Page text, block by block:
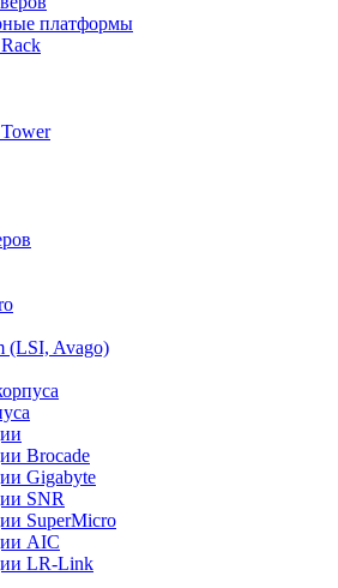
платформы
(LSI, Avago)
Brocade
Gigabyte
SNR
SuperMicro
AIC
LR-Link